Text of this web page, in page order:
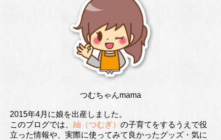
つむちゃんmama
2015年4月に娘を出産しました。
このブログでは、 紬（つむぎ） の子育てをするうえで役
立った情報や、実際に使ってみて良かったグッズ・気に